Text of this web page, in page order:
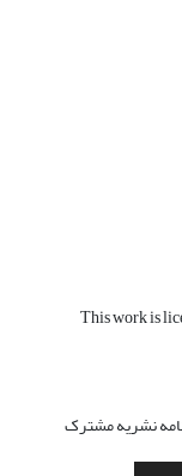
This work is
نشریه مشترک